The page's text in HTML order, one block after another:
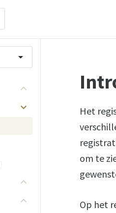
arrow_drop_down
Het
om te
Op het